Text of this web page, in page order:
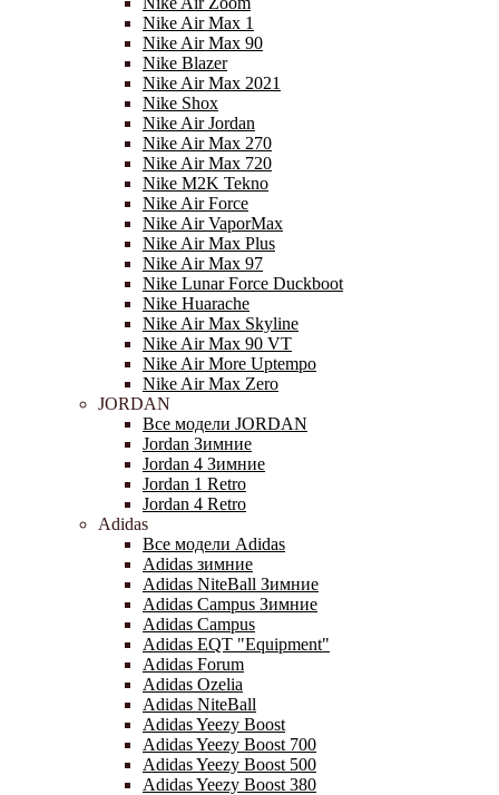
Nike Air Max 1
Nike Air Max 90
Nike Blazer
Nike Air Max 2021
Nike Shox
Nike Air Jordan
Nike Air Max 270
Nike Air Max 720
Nike M2K Tekno
Nike Air Force
Nike Air VaporMax
Nike Air Max Plus
Nike Air Max 97
Nike Lunar Force Duckboot
Nike Huarache
Nike Air Max Skyline
Nike Air Max 90 VT
Nike Air More Uptempo
Nike Air Max Zero
JORDAN
Все модели JORDAN
Jordan Зимние
Jordan 4 Зимние
Jordan 1 Retro
Jordan 4 Retro
Adidas
Все модели Adidas
Adidas зимние
Adidas NiteBall Зимние
Adidas Campus Зимние
Adidas Campus
Adidas EQT "Equipment"
Adidas Forum
Adidas Ozelia
Adidas NiteBall
Adidas Yeezy Boost
Adidas Yeezy Boost 700
Adidas Yeezy Boost 500
Adidas Yeezy Boost 380